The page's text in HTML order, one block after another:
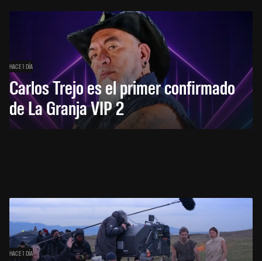
HACE 1 DÍA
Carlos Trejo es el primer confirmado
de La Granja VIP 2
HACE 1 DÍA